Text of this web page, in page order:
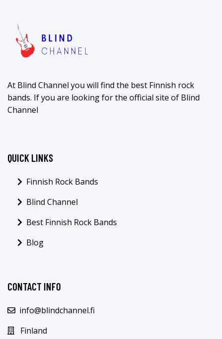
At Blind Channel you will find the best Finnish rock
bands. If you are looking for the official site of Blind
Channel
QUICK LINKS
Finnish Rock Bands
Blind Channel
Best Finnish Rock Bands
Blog
CONTACT INFO
info@blindchannel.fi
Finland